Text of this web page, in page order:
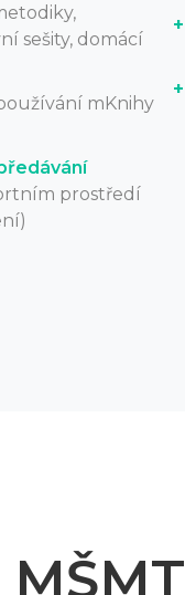
sešity, domácí
mKnihy
prostředí